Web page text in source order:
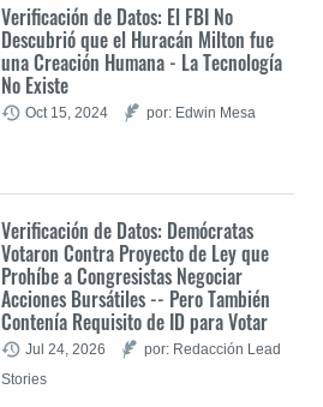
Verificación de Datos: El FBI No
Descubrió que el Huracán Milton fue
una Creación Humana - La Tecnología
No Existe
Oct 15, 2024 por: Edwin Mesa
Verificación de Datos: Demócratas
Votaron Contra Proyecto de Ley que
Prohíbe a Congresistas Negociar
Acciones Bursátiles -- Pero También
Contenía Requisito de ID para Votar
Jul 24, 2026
por: Redacción Lead
Stories